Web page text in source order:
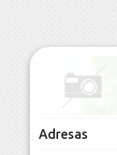
Adresas